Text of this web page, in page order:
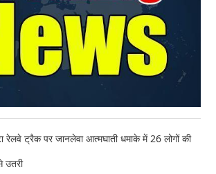
रेलवे ट्रैक पर जानलेवा आत्मघाती धमाके में 26 लोगों की
उतरी